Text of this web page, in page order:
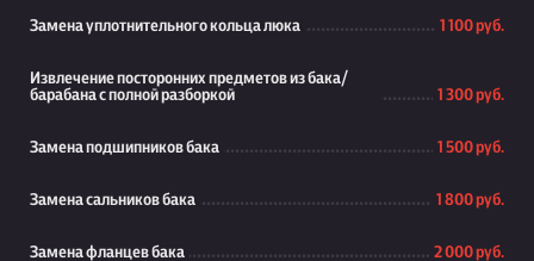
Замена уплотнительного кольца люка 1 100 руб.
Извлечение посторонних предметов из бака/
барабана с полной разборкой
1 300 руб.
Замена подшипников бака 1 500 руб.
Замена сальников бака 1 800 руб.
Замена фланцев бака 2 000 руб.